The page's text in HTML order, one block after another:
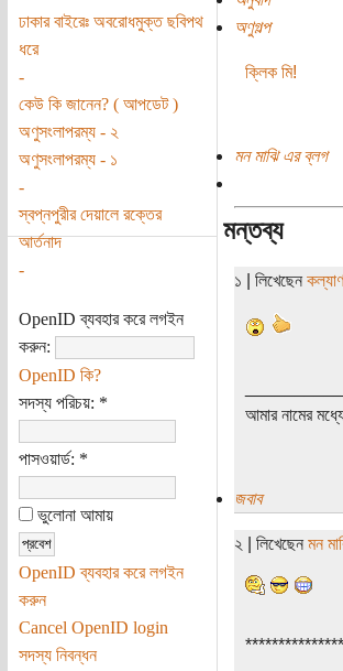
ঢাকার বাইরেঃ অবরোধমুক্ত ছবিপথ
ধরে
-
কেউ কি জানেন? ( আপডেট )
অণুসংলাপরম্য - ২
অণুসংলাপরম্য - ১
-
স্বপ্নপুরীর দেয়ালে রক্তের
আর্তনাদ
-
OpenID ব্যবহার করে লগইন
করুন:
OpenID কি?
সদস্য পরিচয়: *
পাসওয়ার্ড: *
ভুলোনা আমায়
OpenID ব্যবহার করে লগইন
করুন
Cancel OpenID login
সদস্য নিবন্ধন
অণুগল্প
ক্লিক মি!
মন মাঝি এর ব্লগ
মন্তব্য
১ | লিখেছেন কল্যাণ
আমার নামের
জবাব
২ | লিখেছেন মন